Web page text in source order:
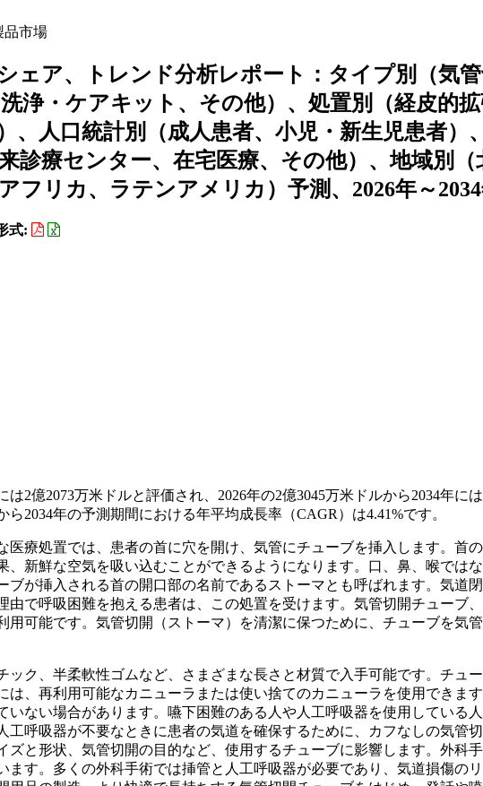
品市場
ェア、トレンド分析レポート：タイプ別（気
浄・ケアキット、その他）、処置別（経皮的
、人口統計別（成人患者、小児・新生児患者）
診療センター、在宅医療、その他）、地域別（
フリカ、ラテンアメリカ）予測、2026年～
式:
2億2073万米ドルと評価され、2026年の2億3045万米ドルから2034年に
2034年の予測期間における年平均成長率（CAGR）は4.41%です。
医療処置では、患者の首に穴を開け、気管にチューブを挿入します。首
、新鮮な空気を吸い込むことができるようになります。口、鼻、喉では
ブが挿入される首の開口部の名前であるストーマとも呼ばれます。気道
で呼吸困難を抱える患者は、この処置を受けます。気管切開チューブ、
用可能です。気管切開（ストーマ）を清潔に保つために、チューブを気
ク、半柔軟性ゴムなど、さまざまな長さと材質で入手可能です。チュ
は、再利用可能なカニューラまたは使い捨てのカニューラを使用できま
いない場合があります。嚥下困難のある人や人工呼吸器を使用している
工呼吸器が不要なときに患者の気道を確保するために、カフなしの気管
ズと形状、気管切開の目的など、使用するチューブに影響します。外科
ます。多くの外科手術では挿管と人工呼吸器が必要であり、気道損傷の